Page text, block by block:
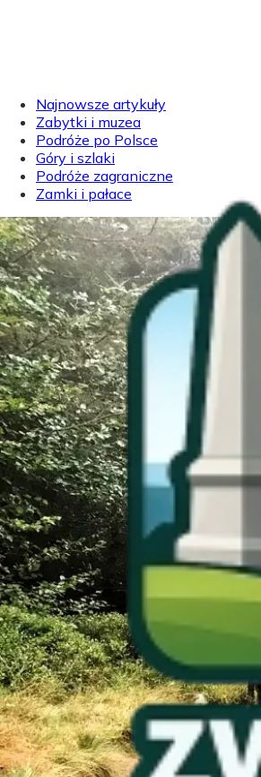
Najnowsze artykuły
Zabytki i muzea
Podróże po Polsce
Góry i szlaki
Podróże zagraniczne
Zamki i pałace